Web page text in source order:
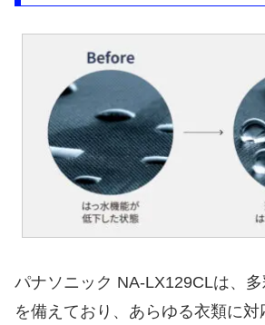
パナソニック NA-LX129CLは、
を備えており、あらゆる衣類に